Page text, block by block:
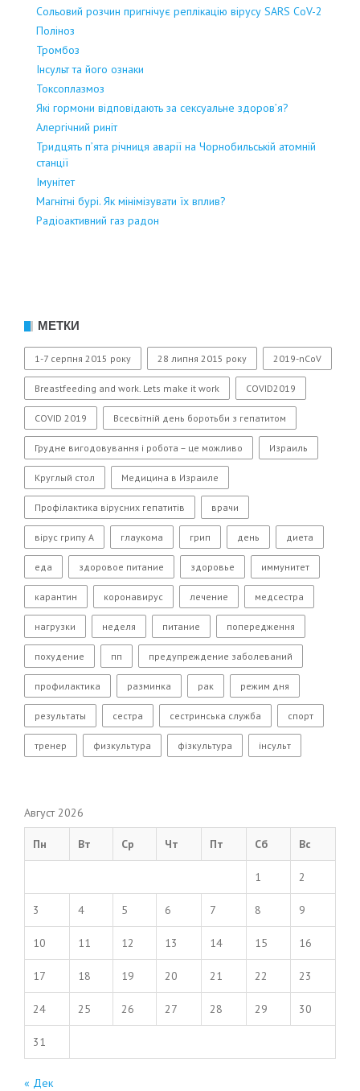
Сольовий розчин пригнічує реплікацію вірусу SARS CoV-2
Поліноз
Тромбоз
Інсульт та його ознаки
Токсоплазмоз
Які гормони відповідають за сексуальне здоров’я?
Алергічний риніт
Тридцять п’ята річниця аварії на Чорнобильській атомній
станції
Імунітет
Магнітні бурі. Як мінімізувати їх вплив?
Радіоактивний газ радон
МЕТКИ
1-7 серпня 2015 року 28 липня 2015 року 2019-nCoV
Breastfeeding and work. Lets make it work COVID2019
COVID 2019 Всесвітній день боротьби з гепатитом
Грудне вигодовування і робота – це можливо Израиль
Круглый стол Медицина в Израиле
Профілактика вірусних гепатитів врачи
вірус грипу А глаукома грип день диета
еда здоровое питание здоровье иммунитет
карантин коронавирус лечение медсестра
нагрузки неделя питание попередження
похудение пп предупреждение заболеваний
профилактика разминка рак режим дня
результаты сестра сестринська служба спорт
тренер физкультура фізкультура інсульт
Август 2026
Пн Вт Ср Чт Пт Сб Вс
1 2
3 4 5 6 7 8 9
10 11 12 13 14 15 16
17 18 19 20 21 22 23
24 25 26 27 28 29 30
31
« Дек